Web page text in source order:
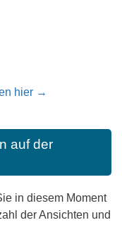
hier →
auf der
in diesem Moment
der Ansichten und